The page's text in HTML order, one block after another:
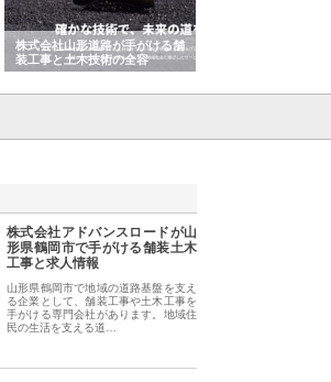
株式会社山形道路が手がける舗
装工事と土木技術の全容
株式会社アドバンスロードが山
形県鶴岡市で手がける舗装土木
工事と求人情報
山形県鶴岡市で地域の道路基盤を支え
る企業として、舗装工事や土木工事を
手がける専門会社があります。地域住
民の生活を支える道…